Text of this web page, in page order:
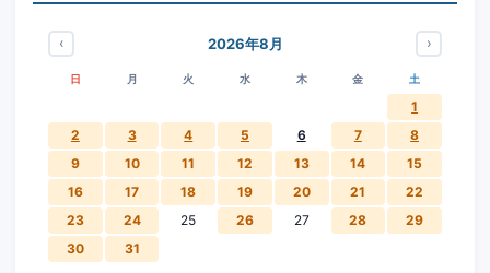
‹ 2026年8月 ›
日 月 火 水 木 金 土
1
2
3 4 5 6 7
8
9
10 11 12 13 14
15
16
17 18 19 20 21
22
23
24 25 26 27 28
29
30
31